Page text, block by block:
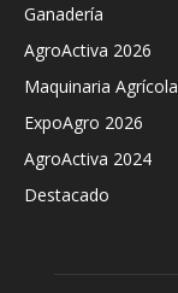
Ganadería
AgroActiva 2026
Maquinaria Agrícola
ExpoAgro 2026
AgroActiva 2024
Destacado